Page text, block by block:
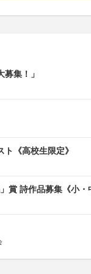
集！」
《高校生限定》
賞 詩作品募集《小・